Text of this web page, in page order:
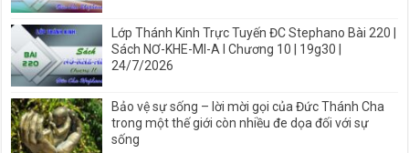
Lớp Thánh Kinh Trực Tuyến ĐC Stephano Bài 220 |
Sách NƠ-KHE-MI-A I Chương 10 | 19g30 |
24/7/2026
Bảo vệ sự sống – lời mời gọi của Đức Thánh Cha
trong một thế giới còn nhiều đe dọa đối với sự
sống